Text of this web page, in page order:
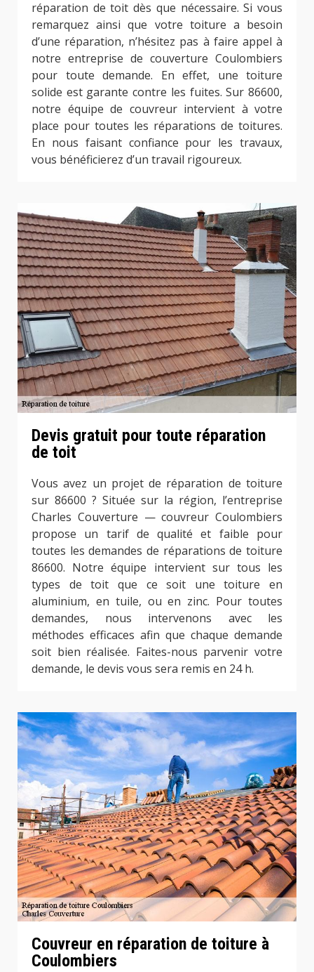
réparation de toit dès que nécessaire. Si vous
remarquez ainsi que votre toiture a besoin
d’une réparation, n’hésitez pas à faire appel à
notre entreprise de couverture Coulombiers
pour toute demande. En effet, une toiture
solide est garante contre les fuites. Sur 86600,
notre équipe de couvreur intervient à votre
place pour toutes les réparations de toitures.
En nous faisant confiance pour les travaux,
vous bénéficierez d’un travail rigoureux.
Devis gratuit pour toute réparation
de toit
Vous avez un projet de réparation de toiture
sur 86600 ? Située sur la région, l’entreprise
Charles Couverture — couvreur Coulombiers
propose un tarif de qualité et faible pour
toutes les demandes de réparations de toiture
86600. Notre équipe intervient sur tous les
types de toit que ce soit une toiture en
aluminium, en tuile, ou en zinc. Pour toutes
demandes, nous intervenons avec les
méthodes efficaces afin que chaque demande
soit bien réalisée. Faites-nous parvenir votre
demande, le devis vous sera remis en 24 h.
Couvreur en réparation de toiture à
Coulombiers